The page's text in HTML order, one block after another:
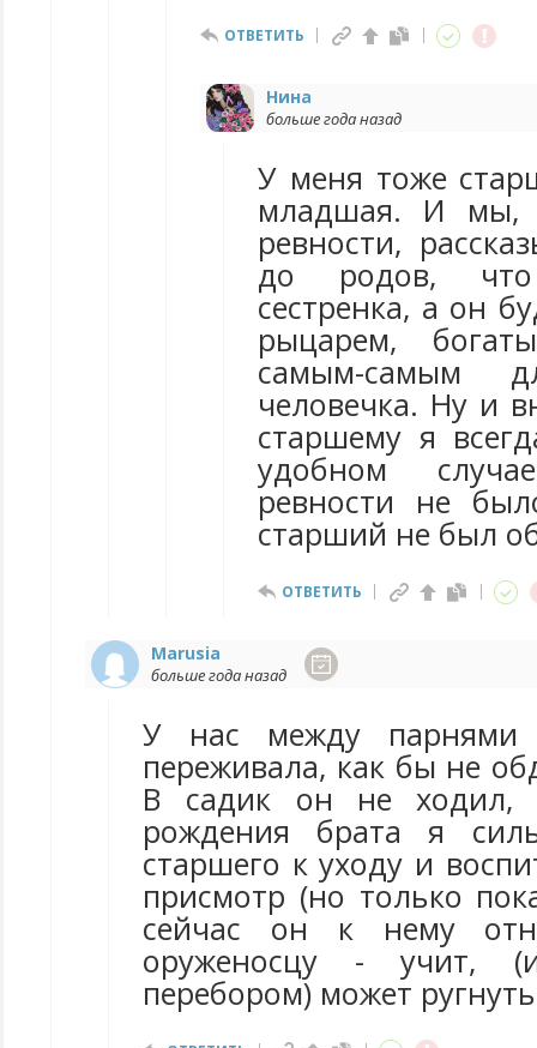
ОТВЕТИТЬ
Нина
больше года назад
У меня тоже
младшая. И мы,
ревности,
до родов,
сестренка, а он
рыцарем,
самым-самым
человечка. Ну и
старшему я
удобном
ревности не
старший не был
ОТВЕТИТЬ
Marusia
больше года назад
У нас между парнями
переживала, как бы не
В садик он не
рождения брата я
старшего к уходу и
присмотр (но только
сейчас он к нему
оруженосцу - учит,
перебором) может